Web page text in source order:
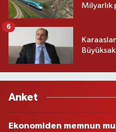
Milyarlık
6
Anket
Ekonomiden memnun